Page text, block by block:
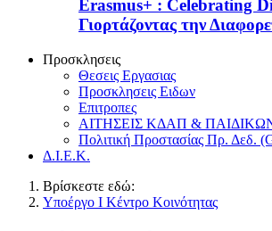
Erasmus+ : Celebrating
Γιορτάζοντας την
Προσκλησεις
Θεσεις Εργασιας
Προσκλησεις Ειδων
Επιτροπες
ΑΙΤΗΣΕΙΣ ΚΔΑΠ &
Πολιτική Προστασίας Πρ. Δεδ.
Δ.Ι.Ε.Κ.
Βρίσκεστε εδώ:
Υποέργο Ι Κέντρο Κοινότητας